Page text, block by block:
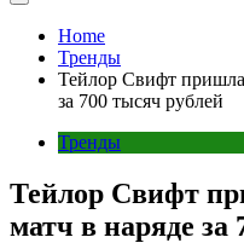
Home
Тренды
Тейлор Свифт
за 700 тысяч рублей
Тренды
Тейлор Свифт
матч в наряде за